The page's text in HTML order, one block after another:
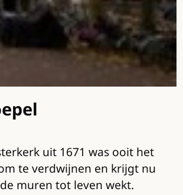
uit 1671 was ooit het
te verdwijnen en krijgt nu
muren tot leven wekt.